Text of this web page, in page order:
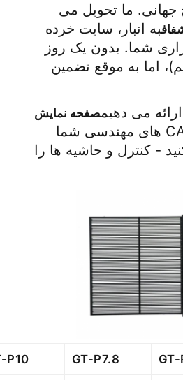
می دهیم
GT-
GT-P7.8
P10